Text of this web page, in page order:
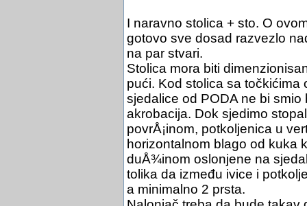
I naravno stolica + sto. O
gotovo sve dosad razvezlo
na par stvari.
Stolica mora biti
pući. Kod stolica sa točkićima
sjedalice od PODA ne bi
akrobacija. Dok sjedimo
povrÅ¡inom, potkoljenica u
horizontalnom blago od kuka
duÅ¾inom oslonjene na
tolika da između ivice i
a minimalno 2 prsta.